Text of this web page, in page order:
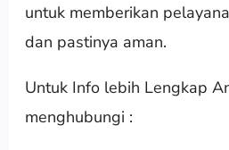
untuk memberikan
dan pastinya aman.
Untuk Info lebih Lengkap
menghubungi :